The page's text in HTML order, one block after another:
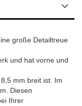
große Detailtreue
und hat vorne und
mm breit ist. Im
Diesen
Ihrer